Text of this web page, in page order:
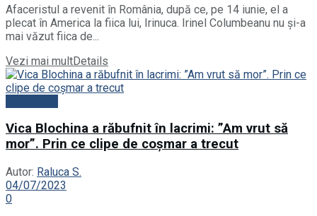
Afaceristul a revenit în România, după ce, pe 14 iunie, el a
plecat în America la fiica lui, Irinuca. Irinel Columbeanu nu și-a
mai văzut fiica de...
Vezi mai multDetails
Vica Blochina a răbufnit în lacrimi: ”Am vrut să
mor”. Prin ce clipe de coșmar a trecut
Autor: Raluca S.
04/07/2023
0